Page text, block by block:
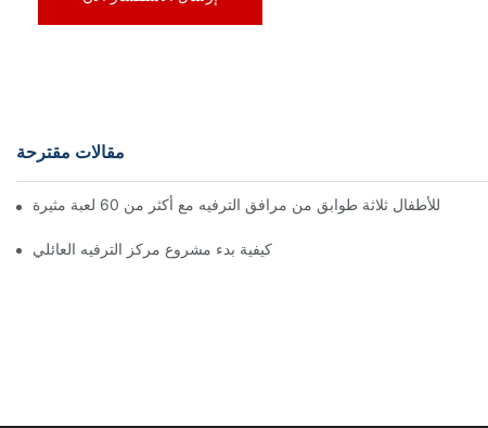
مقالات مقترحة
كيفية بدء مشروع مركز الترفيه العائلي